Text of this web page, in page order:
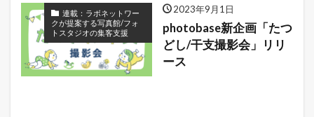
連載：ラボネットワー
クが提案する写真館/フォ
トスタジオの集客支援
2023年9月1日
photobase新企画「たつ
どし/干支撮影会」リリ
ース